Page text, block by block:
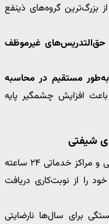
بزرگ‌ترین گروه‌های ذینفع
حق‌التدریس‌های غیرموظف
به‌طور مستقیم در محاسبه
افزایش چشمگیر پایه
شیفتی
کارمندانی که در بیمارستان‌ها، مراکز درمانی و مراکز خدماتی ۲۴ ساعته
را از نوبت‌کاری دریافت
برای سال‌ها نارضایتی